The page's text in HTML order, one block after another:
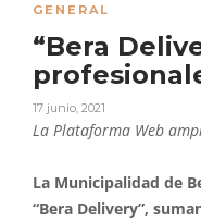
GENERAL
“Bera
17 junio, 2021
La Plataforma Web
La Municipalidad de
“Bera Delivery”,